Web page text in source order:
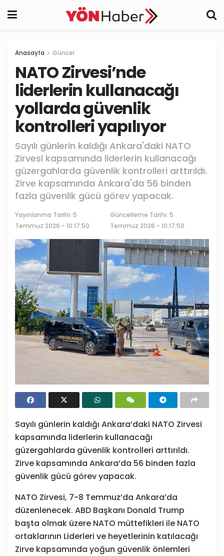
Anasayfa Güncel
NATO Zirvesi’nde
liderlerin kullanacağı
yollarda güvenlik
kontrolleri yapılıyor
Sayılı günlerin kaldığı Ankara'daki NATO
Zirvesi kapsamında liderlerin kullanacağı
güzergahlarda güvenlik kontrolleri arttırıldı.
Zirve kapsamında Ankara'da 56 binden
fazla güvenlik gücü görev yapacak.
Yayınlanma Tarihi: 5
Temmuz 2026 - 10:17:50
Güncelleme Tarihi: 5
Temmuz 2026 - 10:17:50
Sayılı günlerin kaldığı Ankara’daki NATO Zirvesi
kapsamında liderlerin kullanacağı
güzergahlarda güvenlik kontrolleri arttırıldı.
Zirve kapsamında Ankara’da 56 binden fazla
güvenlik gücü görev yapacak.
NATO Zirvesi, 7-8 Temmuz’da Ankara’da
düzenlenecek. ABD Başkanı Donald Trump
başta olmak üzere NATO müttefikleri ile NATO
ortaklarının Liderleri ve heyetlerinin katılacağı
Zirve kapsamında yoğun güvenlik önlemleri